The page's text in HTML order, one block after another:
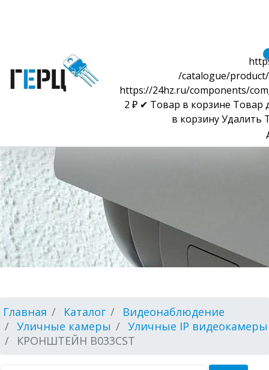
/catalogue/
https://24hz.ru/components/
2 ₽ ✔ Товар в корзине Товар
в корзинуУдалить
Главная Каталог
Видеонаблюдение
Уличные камеры
Уличные IP видеокамеры
КРОНШТЕЙН B033CST